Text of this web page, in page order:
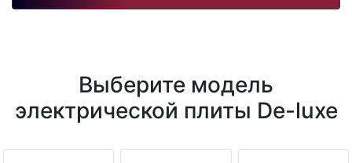
Выберите модель
электрической плиты De-luxe